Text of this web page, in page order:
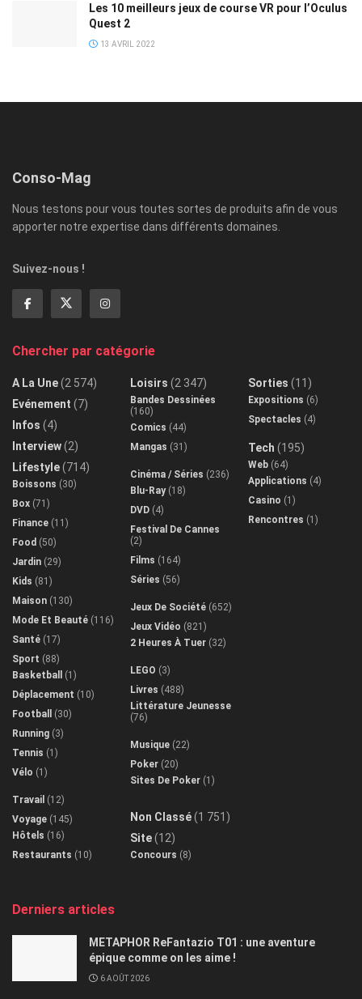
Les 10 meilleurs jeux de course VR pour l’Oculus
Quest 2
13 AVRIL 2022
Conso-Mag
Nous testons pour vous toutes sortes de produits afin de vous
apporter notre expertise dans différents domaines.
Suivez-nous !
Chercher par catégorie
A La Une(2 574)
Evénement (7)
Infos (4)
Interview(2)
Lifestyle(714)
Boissons (30)
Box (71)
Finance (11)
Food (50)
Jardin (29)
Kids (81)
Maison (130)
Mode Et Beauté (116)
Santé (17)
Sport (88)
Basketball
(1)
Déplacement (10)
Football
(30)
Running (3)
Tennis (1)
Vélo (1)
Travail (12)
Voyage (145)
Hôtels (16)
Restaurants (10)
Loisirs (2 347)
Bandes Dessinées
(160)
Comics (44)
Mangas (31)
Cinéma / Séries (236)
Blu-Ray(18)
DVD (4)
Festival De Cannes
(2)
Films (164)
Séries (56)
Jeux De Société (652)
Jeux Vidéo (821)
2 Heures À Tuer (32)
LEGO (3)
Livres (488)
Littérature Jeunesse
(76)
Musique (22)
Poker (20)
Sites De Poker (1)
Non Classé(1 751)
Site(12)
Concours (8)
Sorties (11)
Expositions (6)
Spectacles (4)
Tech (195)
Web (64)
Applications (4)
Casino (1)
Rencontres (1)
Derniers articles
METAPHOR ReFantazio T01 : une aventure
épique comme on les aime !
6 AOÛT 2026